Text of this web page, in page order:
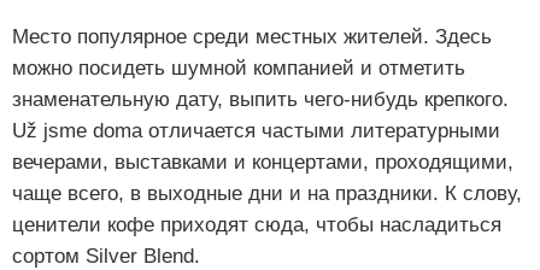
Место популярное среди местных жителей. Здесь
можно посидеть шумной компанией и отметить
знаменательную дату, выпить чего-нибудь крепкого.
Už jsme doma отличается частыми литературными
вечерами, выставками и концертами, проходящими,
чаще всего, в выходные дни и на праздники. К слову,
ценители кофе приходят сюда, чтобы насладиться
сортом Silver Blend.